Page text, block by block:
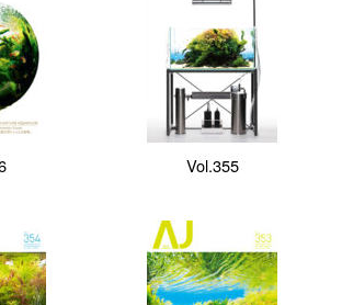
Vol.355